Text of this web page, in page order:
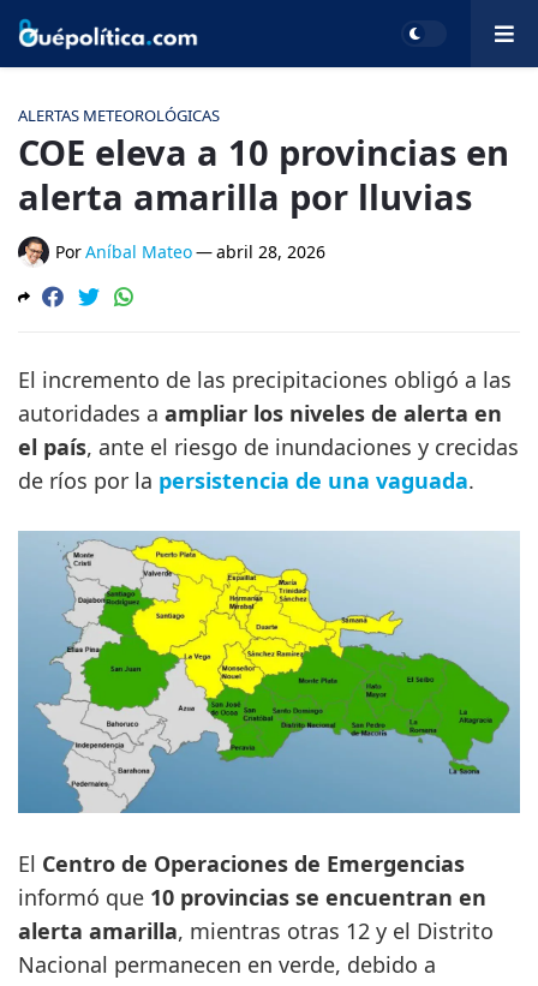
ALERTAS METEOROLÓGICAS
COE eleva a 10 provincias en
alerta amarilla por lluvias
PorAníbal Mateo—abril 28, 2026
El incremento de las precipitaciones obligó a las
autoridades a ampliar los niveles de alerta en
el país, ante el riesgo de inundaciones y crecidas
de ríos por la persistencia de una vaguada.
El Centro de Operaciones de Emergencias
informó que 10 provincias se encuentran en
alerta amarilla, mientras otras 12 y el Distrito
Nacional permanecen en verde, debido a